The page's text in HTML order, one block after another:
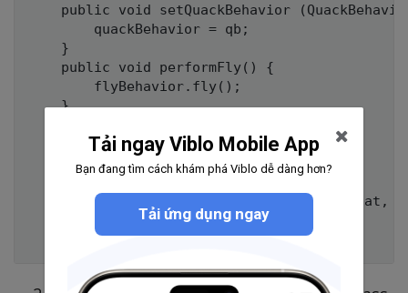
public void setQuackBehavior
        quackBehavior = qb;
    }
    public void performFly() {
        flyBehavior.fly();
    }
        quackBehavior.quack();
System.out.println("All ducks float,
Tải ngay Viblo Mobile App
Bạn đang tìm cách khám phá Viblo dễ dàng hơn?
Tải ứng dụng ngay